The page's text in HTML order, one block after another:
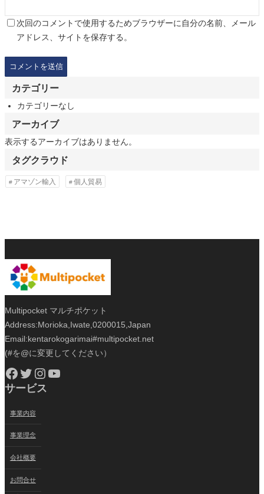
次回のコメントで使用するためブラウザーに自分の名前、メール
アドレス、サイトを保存する。
カテゴリー
カテゴリーなし
アーカイブ
表示するアーカイブはありません。
タグクラウド
アマゾン輸入 個人貿易
Multipocket マルチポケット
Address:Morioka,Iwate,0200015,Japan
Email:kentarokogarimai#multipocket.net
(#を@に変更してください）
Facebook Twitter Instagram YouTube
サービス
事業内容
事業理念
会社概要
お問合せ